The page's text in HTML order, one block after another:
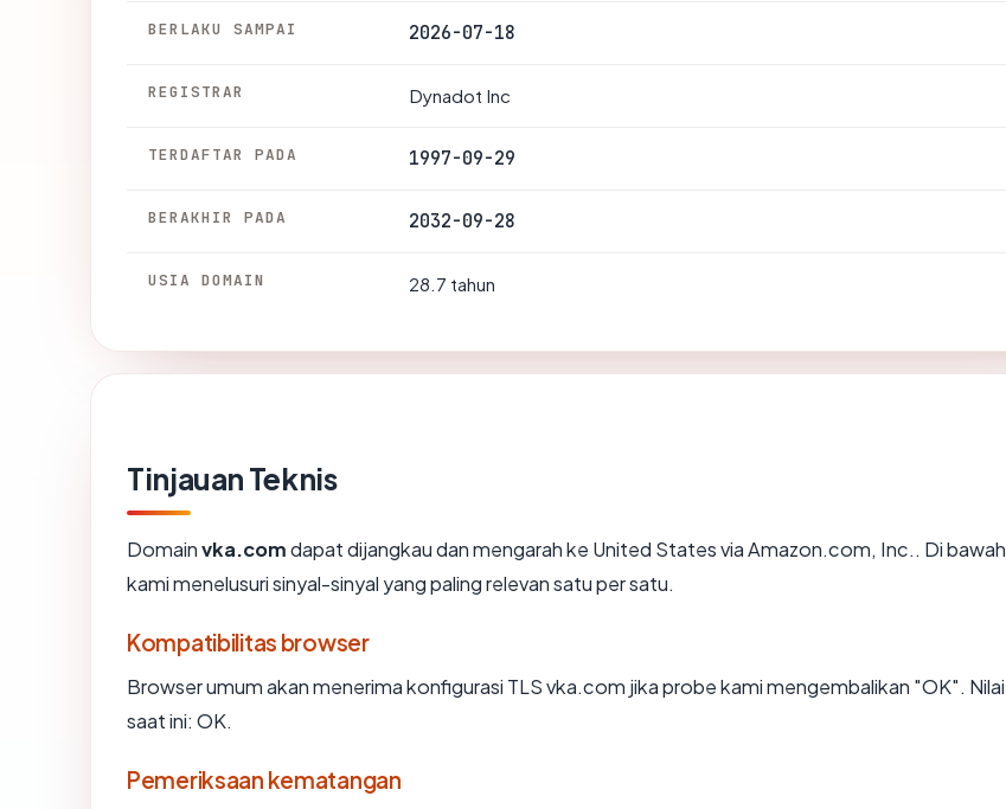
BERLAKU SAMPAI 2026-07-18
REGISTRAR Dynadot Inc
TERDAFTAR PADA 1997-09-29
BERAKHIR PADA 2032-09-28
USIA DOMAIN 28.7 tahun
Tinjauan Teknis
Domainvka.comdapat dijangkau dan mengarah ke United States via Amazon.com, Inc.. Di bawah
kami menelusuri sinyal-sinyal yang paling relevan satu per satu.
Kompatibilitas browser
Browser umum akan menerima konfigurasi TLS vka.com jika probe kami mengembalikan "OK". Nilai
saat ini: OK.
Pemeriksaan kematangan